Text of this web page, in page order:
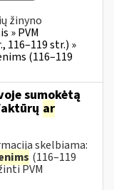
žinyno
» PVM
116–119 str.) »
(116–119
sumokėtą
ar
skelbiama:
(116–119
PVM